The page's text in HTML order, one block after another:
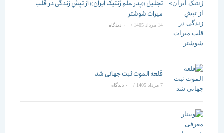
تجلیل «پدر علم ژنتیک ایران» از تپشِ زندگی در قلب
میراث شوشتر
14 مرداد 1405 / ۰ دیدگاه
قلعه الموت ثبت جهانی شد
/ ۰ دیدگاه